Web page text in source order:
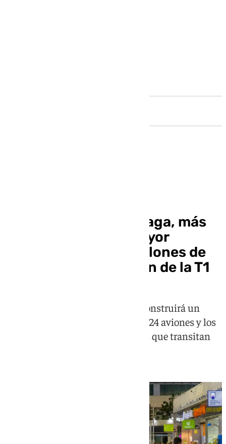
El Aeropuerto de Málaga, más
cerca de hacer su mayor
ampliación: 1.500 millones de
inversión y demolición de la T1
La Terminal 1 desaparecerá y se construirá un
nuevo dique que recogerá hasta a 24 aviones y los
más de diez millones de pasajeros que transitan